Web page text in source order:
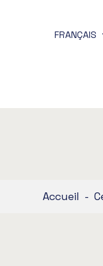
FRANÇAIS
Accueil -